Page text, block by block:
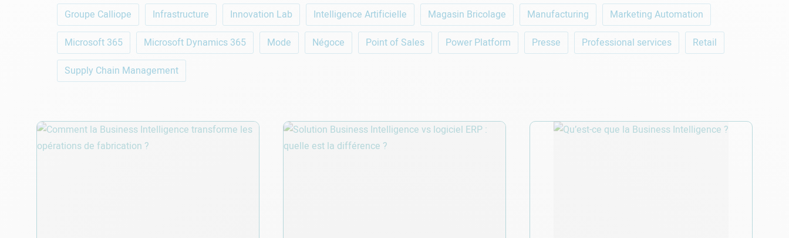
Groupe Calliope
Infrastructure Innovation Lab Intelligence Artificielle Magasin Bricolage Manufacturing
Marketing Automation
Microsoft 365
Microsoft Dynamics 365 Mode Négoce Point of Sales Power Platform Presse Professional services
Retail
Supply Chain Management